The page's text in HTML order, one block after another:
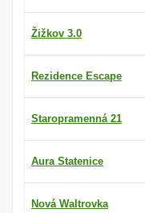
Žižkov 3.0
Rezidence Escape
Staropramenná 21
Aura Statenice
Nová Waltrovka